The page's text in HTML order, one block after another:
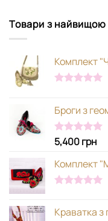
Товари з найвищою
Комплект
Броги з
Оцінено в
з 5
5,400грн
Комплект
Краватка